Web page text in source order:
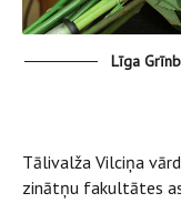
Līga
Tālivalža Vilciņa
zinātņu fakultātes